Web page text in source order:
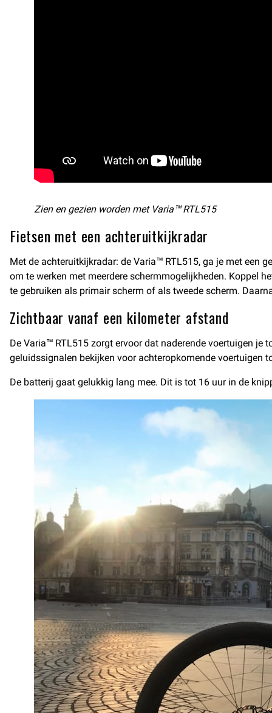
Zien en gezien worden met Varia™ RTL515
Fietsen met een achteruitkijkradar
Met de achteruitkijkradar: de Varia™ RTL515, ga je met een
om te werken met meerdere schermmogelijkheden. Koppel
te gebruiken als primair scherm of als tweede scherm.
Zichtbaar vanaf een kilometer afstand
De Varia™ RTL515 zorgt ervoor dat naderende voertuigen
geluidssignalen bekijken voor achteropkomende voertuigen
De batterij gaat gelukkig lang mee. Dit is tot 16 uur in de